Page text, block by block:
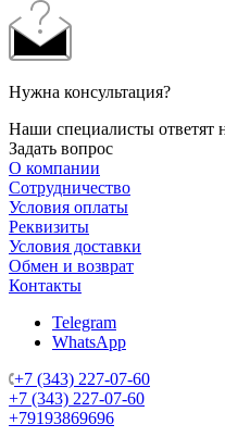
Нужна консультация?
Наши специалисты
Задать вопрос
О компании
Сотрудничество
Условия оплаты
Реквизиты
Условия доставки
Обмен и возврат
Контакты
Telegram
WhatsApp
+7 (343) 227-07-60
+7 (343) 227-07-60
+79193869696